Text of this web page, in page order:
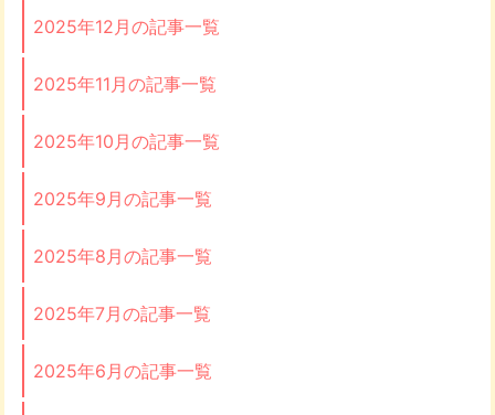
2025年12月の記事一覧
2025年11月の記事一覧
2025年10月の記事一覧
2025年9月の記事一覧
2025年8月の記事一覧
2025年7月の記事一覧
2025年6月の記事一覧